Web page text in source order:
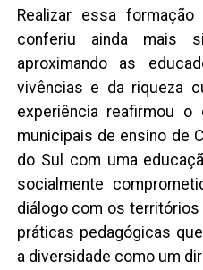
Realizar essa
conferiu ainda mais
aproximando as
vivências e da riqueza
experiência reafirmou
municipais de ensino de
do Sul com uma
socialmente
diálogo com os
práticas pedagógicas
a diversidade como um